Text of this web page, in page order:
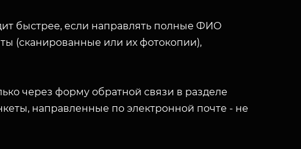
быстрее, если направлять полные ФИО
(сканированные или их фотокопии),
через форму обратной связи в разделе
направленные по электронной почте - не